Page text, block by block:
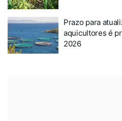
Prazo para
aquicultores é
2026